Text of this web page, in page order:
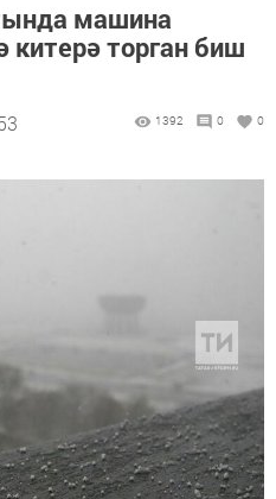
машина
китерә торган биш
1392 0 0